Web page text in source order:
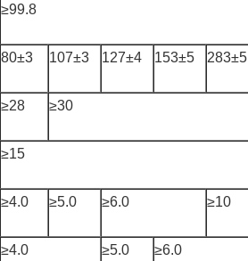
≥99.8
80±3 107±3 127±4 153±5 283±5
≥28 ≥30
≥15
≥4.0 ≥5.0 ≥6.0 ≥10
≥4.0 ≥5.0 ≥6.0